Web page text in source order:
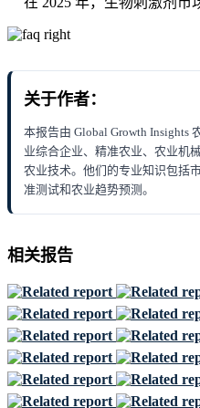
关于作者：
本报告由 Global Growth Insights
业综合企业、精准农业、农业机
农业技术。他们的专业知识包括
准测试和农业趋势预测。
相关报告